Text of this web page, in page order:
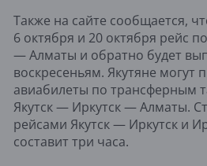
Также на сайте сообщается,
6 октября и 20 октября рейс
— Алматы и обратно будет
воскресеньям. Якутяне могут
авиабилеты по трансферным
Якутск — Иркутск — Алматы.
рейсами Якутск — Иркутск и
составит три часа.